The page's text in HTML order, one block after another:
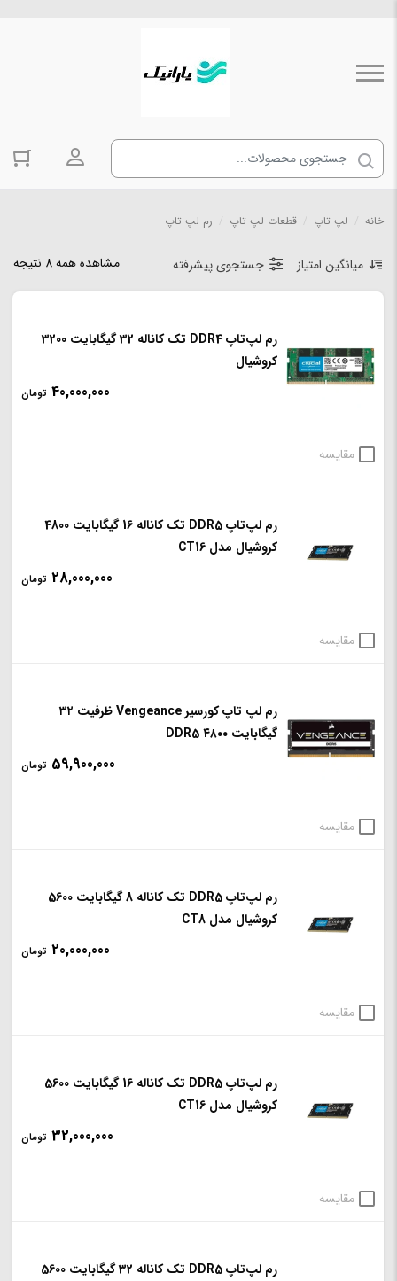
ورود به
خانه لپ تاپ قطعات لپ تاپ رم لپ تاپ
مشاهده همه 8 نتیجه میانگین امتیاز جستجوی پیشرفته
رم لپ‌تاپ DDR4 تک کاناله 32 گیگابایت 3200
کروشیال
40,000,000 تومان
مقایسه
رم لپ‌تاپ DDR5 تک کاناله 16 گیگابایت 4800
کروشیال مدل CT16
28,000,000 تومان
مقایسه
رم لپ تاپ کورسیر Vengeance ظرفیت ۳۲
گیگابایت DDR5 ۴۸۰۰
59,900,000 تومان
مقایسه
رم لپ‌تاپ DDR5 تک کاناله 8 گیگابایت 5600
کروشیال مدل CT8
20,000,000 تومان
مقایسه
رم لپ‌تاپ DDR5 تک کاناله 16 گیگابایت 5600
کروشیال مدل CT16
32,000,000 تومان
مقایسه
رم لپ‌تاپ DDR5 تک کاناله 32 گیگابایت 5600